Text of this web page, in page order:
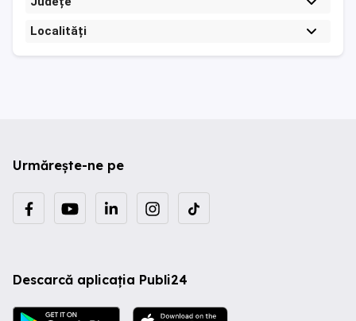
Localități
Urmărește-ne pe
Descarcă aplicația Publi24